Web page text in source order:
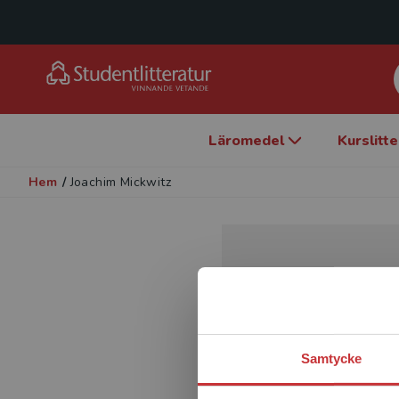
Samtycke
Läromedel
Hem / Joachim Mickwitz